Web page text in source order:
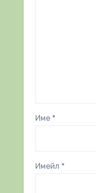
Име *
Имейл *